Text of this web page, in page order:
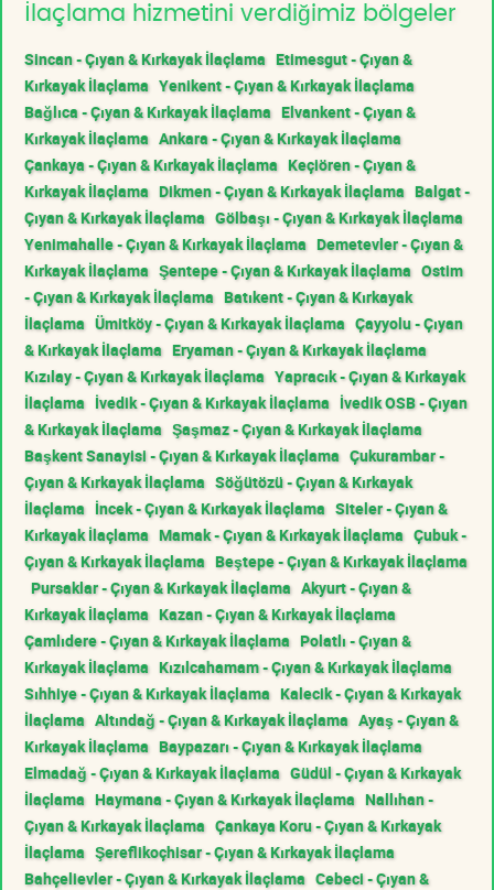
İlaçlama hizmetini verdiğimiz bölgeler
Sincan - Çıyan & Kırkayak İlaçlama Etimesgut - Çıyan &
Kırkayak İlaçlama Yenikent - Çıyan & Kırkayak İlaçlama
Bağlıca - Çıyan & Kırkayak İlaçlama Elvankent - Çıyan &
Kırkayak İlaçlama Ankara - Çıyan & Kırkayak İlaçlama
Çankaya - Çıyan & Kırkayak İlaçlama Keçiören - Çıyan &
Kırkayak İlaçlama Dikmen - Çıyan & Kırkayak İlaçlama Balgat -
Çıyan & Kırkayak İlaçlama Gölbaşı - Çıyan & Kırkayak İlaçlama
Yenimahalle - Çıyan & Kırkayak İlaçlama Demetevler - Çıyan &
Kırkayak İlaçlama Şentepe - Çıyan & Kırkayak İlaçlama Ostim
- Çıyan & Kırkayak İlaçlama Batıkent - Çıyan & Kırkayak
İlaçlama Ümitköy - Çıyan & Kırkayak İlaçlama Çayyolu - Çıyan
& Kırkayak İlaçlama Eryaman - Çıyan & Kırkayak İlaçlama
Kızılay - Çıyan & Kırkayak İlaçlama Yapracık - Çıyan & Kırkayak
İlaçlama İvedik - Çıyan & Kırkayak İlaçlama İvedik OSB - Çıyan
& Kırkayak İlaçlama Şaşmaz - Çıyan & Kırkayak İlaçlama
Başkent Sanayisi - Çıyan & Kırkayak İlaçlama Çukurambar -
Çıyan & Kırkayak İlaçlama Söğütözü - Çıyan & Kırkayak
İlaçlama İncek - Çıyan & Kırkayak İlaçlama Siteler - Çıyan &
Kırkayak İlaçlama Mamak - Çıyan & Kırkayak İlaçlama Çubuk -
Çıyan & Kırkayak İlaçlama Beştepe - Çıyan & Kırkayak İlaçlama
Pursaklar - Çıyan & Kırkayak İlaçlama Akyurt - Çıyan &
Kırkayak İlaçlama Kazan - Çıyan & Kırkayak İlaçlama
Çamlıdere - Çıyan & Kırkayak İlaçlama Polatlı - Çıyan &
Kırkayak İlaçlama Kızılcahamam - Çıyan & Kırkayak İlaçlama
Sıhhiye - Çıyan & Kırkayak İlaçlama Kalecik - Çıyan & Kırkayak
İlaçlama Altındağ - Çıyan & Kırkayak İlaçlama Ayaş - Çıyan &
Kırkayak İlaçlama Baypazarı - Çıyan & Kırkayak İlaçlama
Elmadağ - Çıyan & Kırkayak İlaçlama Güdül - Çıyan & Kırkayak
İlaçlama Haymana - Çıyan & Kırkayak İlaçlama Nallıhan -
Çıyan & Kırkayak İlaçlama Çankaya Koru - Çıyan & Kırkayak
İlaçlama Şereflikoçhisar - Çıyan & Kırkayak İlaçlama
Bahçelievler - Çıyan & Kırkayak İlaçlama Cebeci - Çıyan &